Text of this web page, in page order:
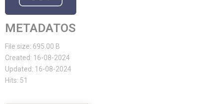
METADATOS
File size: 695.00 B
Created: 16-08-2024
Updated: 16-08-2024
Hits: 51